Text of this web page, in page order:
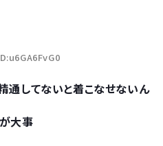
通してないと着こなせないん
大事